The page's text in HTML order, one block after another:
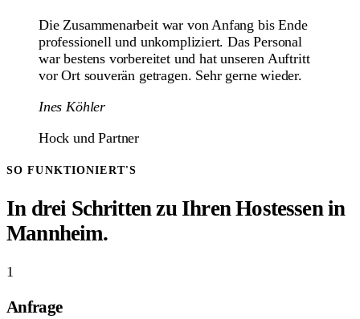
Die Zusammenarbeit war von Anfang bis Ende
professionell und unkompliziert. Das Personal
war bestens vorbereitet und hat unseren Auftritt
vor Ort souverän getragen. Sehr gerne wieder.
Ines Köhler
Hock und Partner
SO FUNKTIONIERT'S
In drei Schritten zu Ihren Hostessen in
Mannheim.
1
Anfrage